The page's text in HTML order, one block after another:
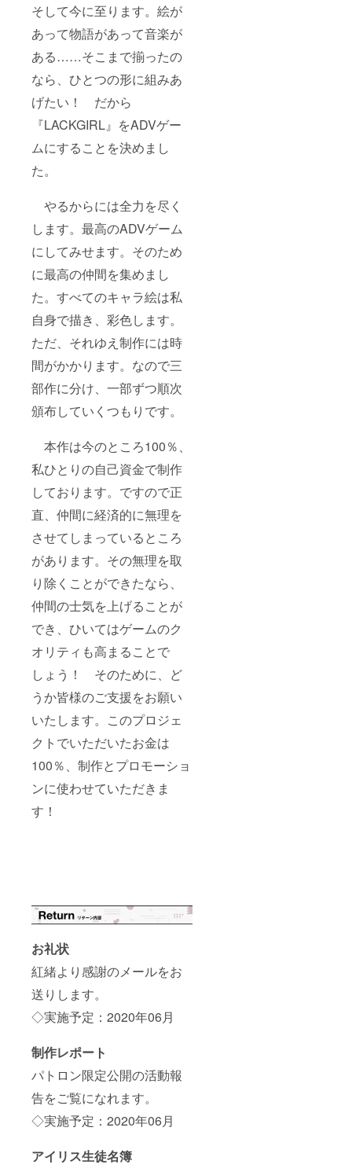
そして今に至ります。絵が
あって物語があって音楽が
ある……そこまで揃ったの
なら、ひとつの形に組みあ
げたい！ だから
『LACKGIRL』をADVゲー
ムにすることを決めまし
た。
やるからには全力を尽く
します。最高のADVゲーム
にしてみせます。そのため
に最高の仲間を集めまし
た。すべてのキャラ絵は私
自身で描き、彩色します。
ただ、それゆえ制作には時
間がかかります。なので三
部作に分け、一部ずつ順次
頒布していくつもりです。
本作は今のところ100％、
私ひとりの自己資金で制作
しております。ですので正
直、仲間に経済的に無理を
させてしまっているところ
があります。その無理を取
り除くことができたなら、
仲間の士気を上げることが
でき、ひいてはゲームのク
オリティも高まることで
しょう！ そのために、ど
うか皆様のご支援をお願い
いたします。このプロジェ
クトでいただいたお金は
100％、制作とプロモーショ
ンに使わせていただきま
す！
お礼状
紅緒より感謝のメールをお
送りします。
◇実施予定：2020年06月
制作レポート
パトロン限定公開の活動報
告をご覧になれます。
◇実施予定：2020年06月
アイリス生徒名簿